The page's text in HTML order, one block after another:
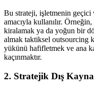
Bu strateji, işletmenin geçici
amacıyla kullanılır.
kiralamak ya da yoğun bir
almak taktiksel outsourcing
yükünü hafifletmek ve ana
kaçınmaktır.
2. Stratejik Dış